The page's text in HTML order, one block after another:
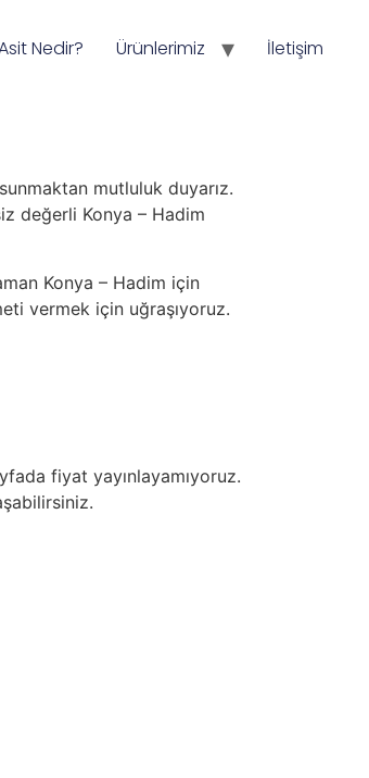
Nedir? Ürünlerimiz İletişim
mutluluk duyarız.
değerli Konya – Hadim
Konya – Hadim için
vermek için uğraşıyoruz.
fiyat yayınlayamıyoruz.